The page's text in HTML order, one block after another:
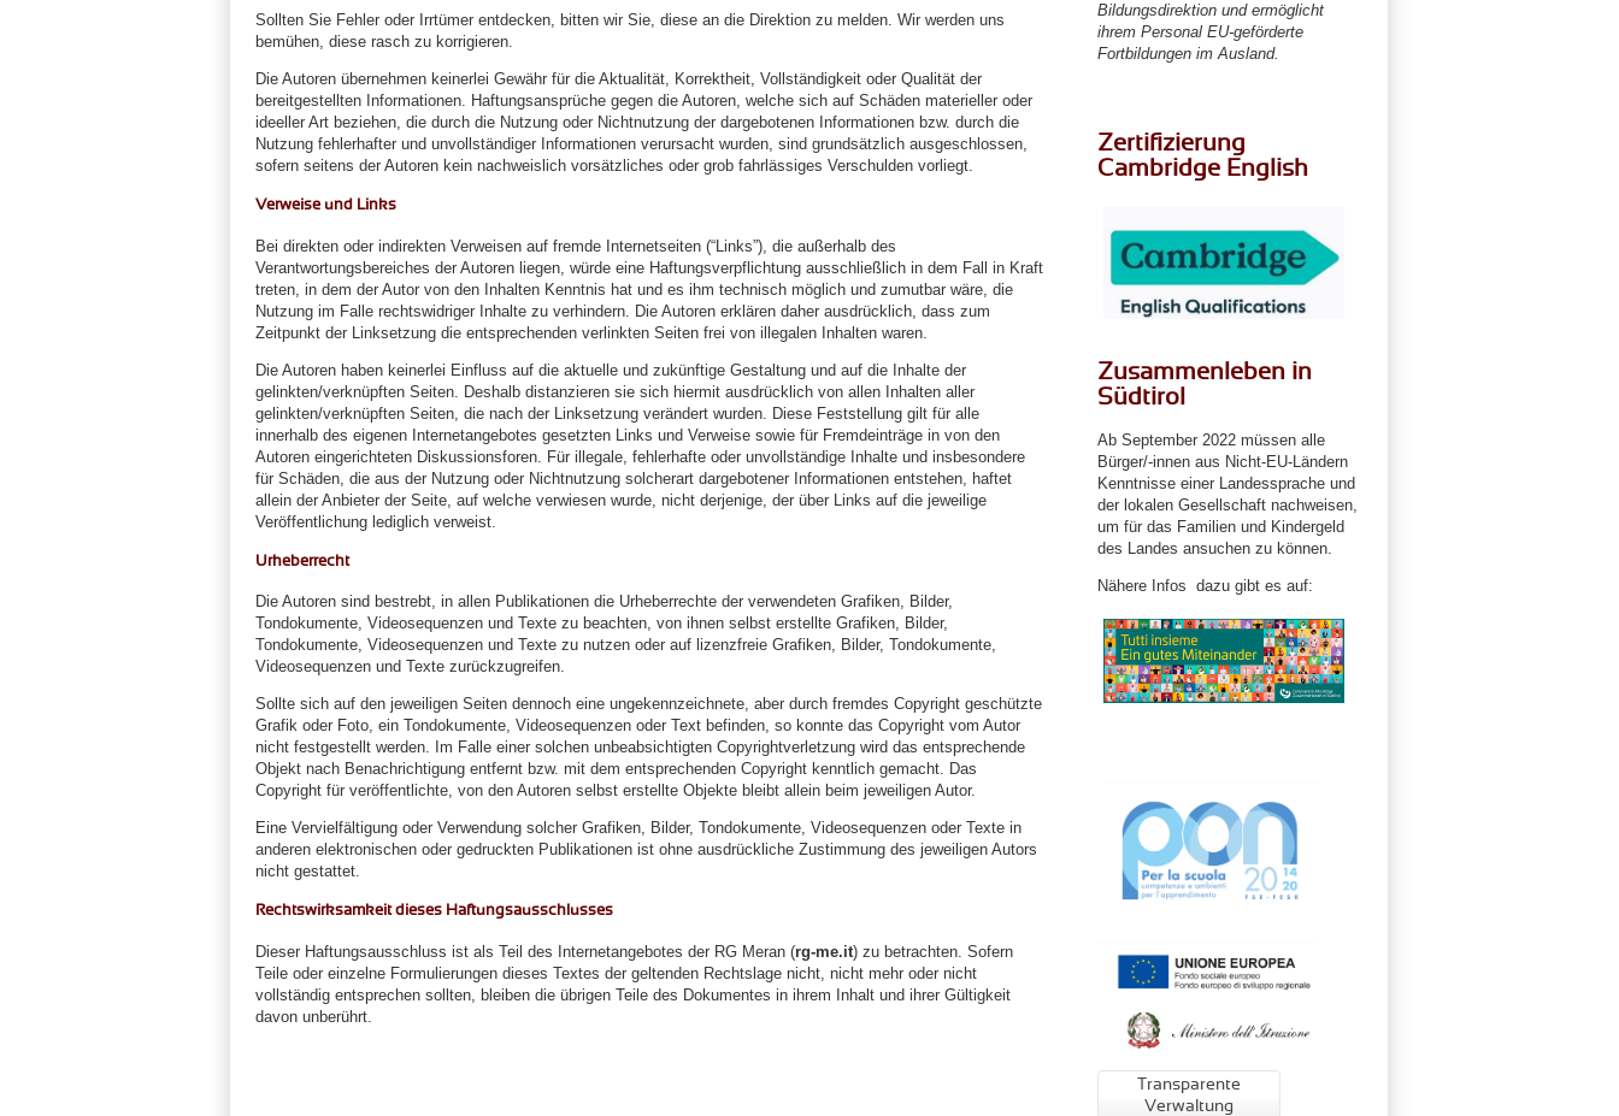
Sollten Sie Fehler oder Irrtümer entdecken, bitten wir Sie, diese an die Direktion zu melden. Wir werden uns
bemühen, diese rasch zu korrigieren.
Die Autoren übernehmen keinerlei Gewähr für die Aktualität, Korrektheit, Vollständigkeit oder Qualität der
bereitgestellten Informationen. Haftungsansprüche gegen die Autoren, welche sich auf Schäden materieller oder
ideeller Art beziehen, die durch die Nutzung oder Nichtnutzung der dargebotenen Informationen bzw. durch die
Nutzung fehlerhafter und unvollständiger Informationen verursacht wurden, sind grundsätzlich ausgeschlossen,
sofern seitens der Autoren kein nachweislich vorsätzliches oder grob fahrlässiges Verschulden vorliegt.
Verweise und Links
Bei direkten oder indirekten Verweisen auf fremde Internetseiten (“Links”), die außerhalb des
Verantwortungsbereiches der Autoren liegen, würde eine Haftungsverpflichtung ausschließlich in dem Fall in Kraft
treten, in dem der Autor von den Inhalten Kenntnis hat und es ihm technisch möglich und zumutbar wäre, die
Nutzung im Falle rechtswidriger Inhalte zu verhindern. Die Autoren erklären daher ausdrücklich, dass zum
Zeitpunkt der Linksetzung die entsprechenden verlinkten Seiten frei von illegalen Inhalten waren.
Die Autoren haben keinerlei Einfluss auf die aktuelle und zukünftige Gestaltung und auf die Inhalte der
gelinkten/verknüpften Seiten. Deshalb distanzieren sie sich hiermit ausdrücklich von allen Inhalten aller
gelinkten/verknüpften Seiten, die nach der Linksetzung verändert wurden. Diese Feststellung gilt für alle
innerhalb des eigenen Internetangebotes gesetzten Links und Verweise sowie für Fremdeinträge in von den
Autoren eingerichteten Diskussionsforen. Für illegale, fehlerhafte oder unvollständige Inhalte und insbesondere
für Schäden, die aus der Nutzung oder Nichtnutzung solcherart dargebotener Informationen entstehen, haftet
allein der Anbieter der Seite, auf welche verwiesen wurde, nicht derjenige, der über Links auf die jeweilige
Veröffentlichung lediglich verweist.
Urheberrecht
Die Autoren sind bestrebt, in allen Publikationen die Urheberrechte der verwendeten Grafiken, Bilder,
Tondokumente, Videosequenzen und Texte zu beachten, von ihnen selbst erstellte Grafiken, Bilder,
Tondokumente, Videosequenzen und Texte zu nutzen oder auf lizenzfreie Grafiken, Bilder, Tondokumente,
Videosequenzen und Texte zurückzugreifen.
Sollte sich auf den jeweiligen Seiten dennoch eine ungekennzeichnete, aber durch fremdes Copyright geschützte
Grafik oder Foto, ein Tondokumente, Videosequenzen oder Text befinden, so konnte das Copyright vom Autor
nicht festgestellt werden. Im Falle einer solchen unbeabsichtigten Copyrightverletzung wird das entsprechende
Objekt nach Benachrichtigung entfernt bzw. mit dem entsprechenden Copyright kenntlich gemacht. Das
Copyright für veröffentlichte, von den Autoren selbst erstellte Objekte bleibt allein beim jeweiligen Autor.
Eine Vervielfältigung oder Verwendung solcher Grafiken, Bilder, Tondokumente, Videosequenzen oder Texte in
anderen elektronischen oder gedruckten Publikationen ist ohne ausdrückliche Zustimmung des jeweiligen Autors
nicht gestattet.
Rechtswirksamkeit dieses Haftungsausschlusses
Dieser Haftungsausschluss ist als Teil des Internetangebotes der RG Meran (rg-me.it) zu betrachten. Sofern
Teile oder einzelne Formulierungen dieses Textes der geltenden Rechtslage nicht, nicht mehr oder nicht
vollständig entsprechen sollten, bleiben die übrigen Teile des Dokumentes in ihrem Inhalt und ihrer Gültigkeit
davon unberührt.
Bildungsdirektion und ermöglicht
ihrem Personal EU-geförderte
Fortbildungen im Ausland.
Zertifizierung
Cambridge English
Zusammenleben in
Südtirol
Ab September 2022 müssen alle
Bürger/-innen aus Nicht-EU-Ländern
Kenntnisse einer Landessprache und
der lokalen Gesellschaft nachweisen,
um für das Familien und Kindergeld
des Landes ansuchen zu können.
Nähere Infos dazu gibt es auf:
Transparente
Verwaltung